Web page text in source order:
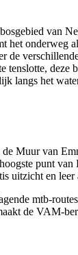
van
het
de
langs het
Muur van
punt
uitzicht en
mtb-
de VAM-